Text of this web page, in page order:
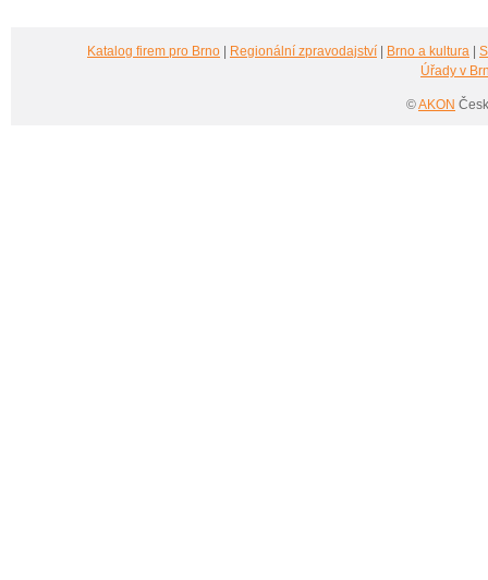
Katalog firem pro Brno Regionální zpravodajství Brno a kultura
Úřady v
©AKON